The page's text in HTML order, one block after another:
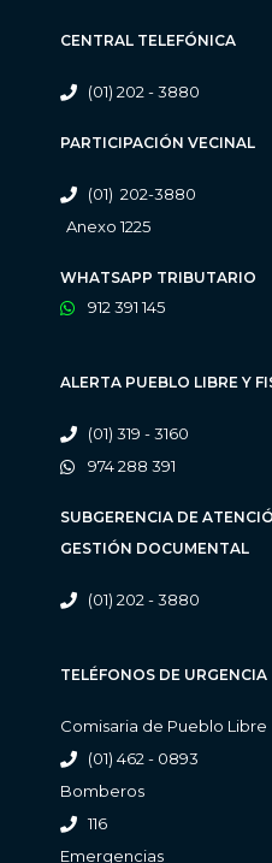
CENTRAL TELEFÓNICA
(01) 202 - 3880
PARTICIPACIÓN VECINAL
(01) 202-3880
Anexo 1225
WHATSAPP TRIBUTARIO
912 391 145
ALERTA PUEBLO LIBRE Y
(01) 319 - 3160
974 288 391
SUBGERENCIA DE
GESTIÓN DOCUMENTAL
(01) 202 - 3880
TELÉFONOS DE URGENCIA
Comisaria de Pueblo Libre
(01) 462 - 0893
Bomberos
116
Emergencias